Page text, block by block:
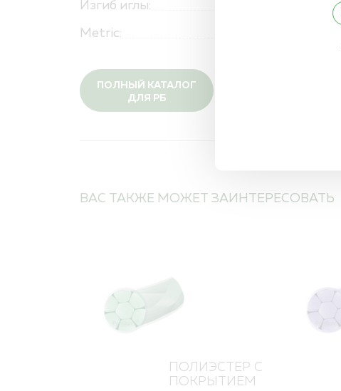
Изгиб иглы:
Metric:
ПОЛНЫЙ КАТАЛОГ
ДЛЯ РБ
ВАС ТАКЖЕ МОЖЕТ ЗАИНТЕРЕСОВАТЬ
ПОЛИЭСТЕР С
ПОКРЫТИЕМ